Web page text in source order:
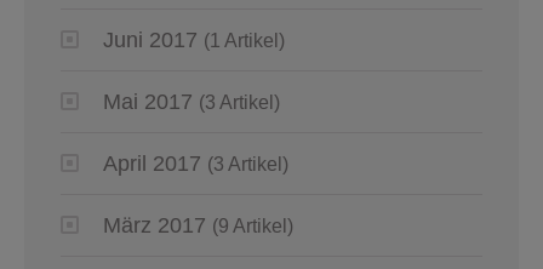
Juni 2017 (1 Artikel)
Mai 2017 (3 Artikel)
April 2017 (3 Artikel)
März 2017 (9 Artikel)